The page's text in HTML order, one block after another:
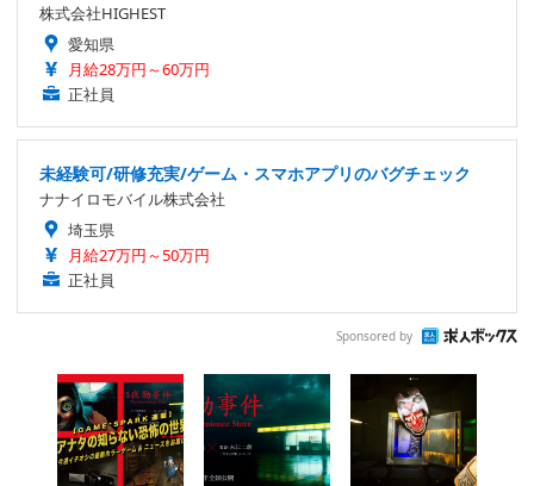
株式会社HIGHEST
愛知県
月給28万円～60万円
正社員
未経験可/研修充実/ゲーム・スマホアプリのバグチェック
ナナイロモバイル株式会社
埼玉県
月給27万円～50万円
正社員
Sponsored by